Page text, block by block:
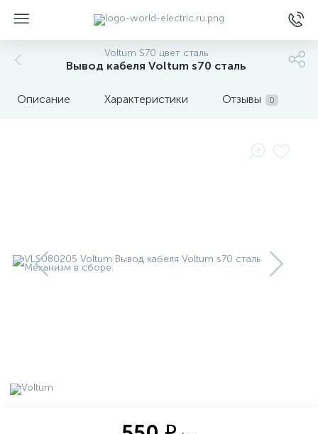
Voltum S70 цвет сталь
Вывод кабеля Voltum s70 сталь
Описание Характеристики Отзывы 0